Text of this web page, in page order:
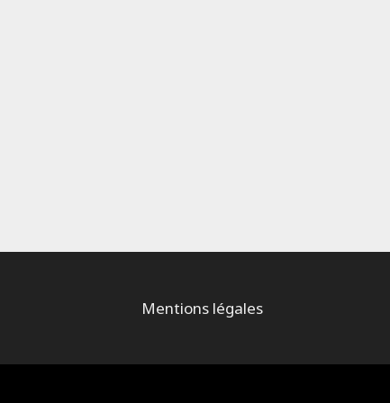
Mentions légales